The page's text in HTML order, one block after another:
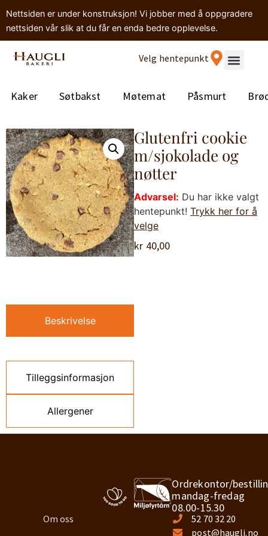
Nettsiden er under konstruksjon! Vi jobber med å oppgradere
nettsiden vår slik at du får en enda bedre opplevelse.
Velg hentepunkt
Kaker Søtbakst Møtemat Påsmurt
Beskrivelse
Tilleggsinformasjon
Allergener
Glutenfri cookie
m/sjokolade og
nøtter
Advarsel: Du har ikke valgt
hentepunkt! Trykk her for å
velge
kr 40,00
Om oss
Ordrekontor/
mandag-fredag
08.00-15.30
52 70 32 20
post@haugli.no